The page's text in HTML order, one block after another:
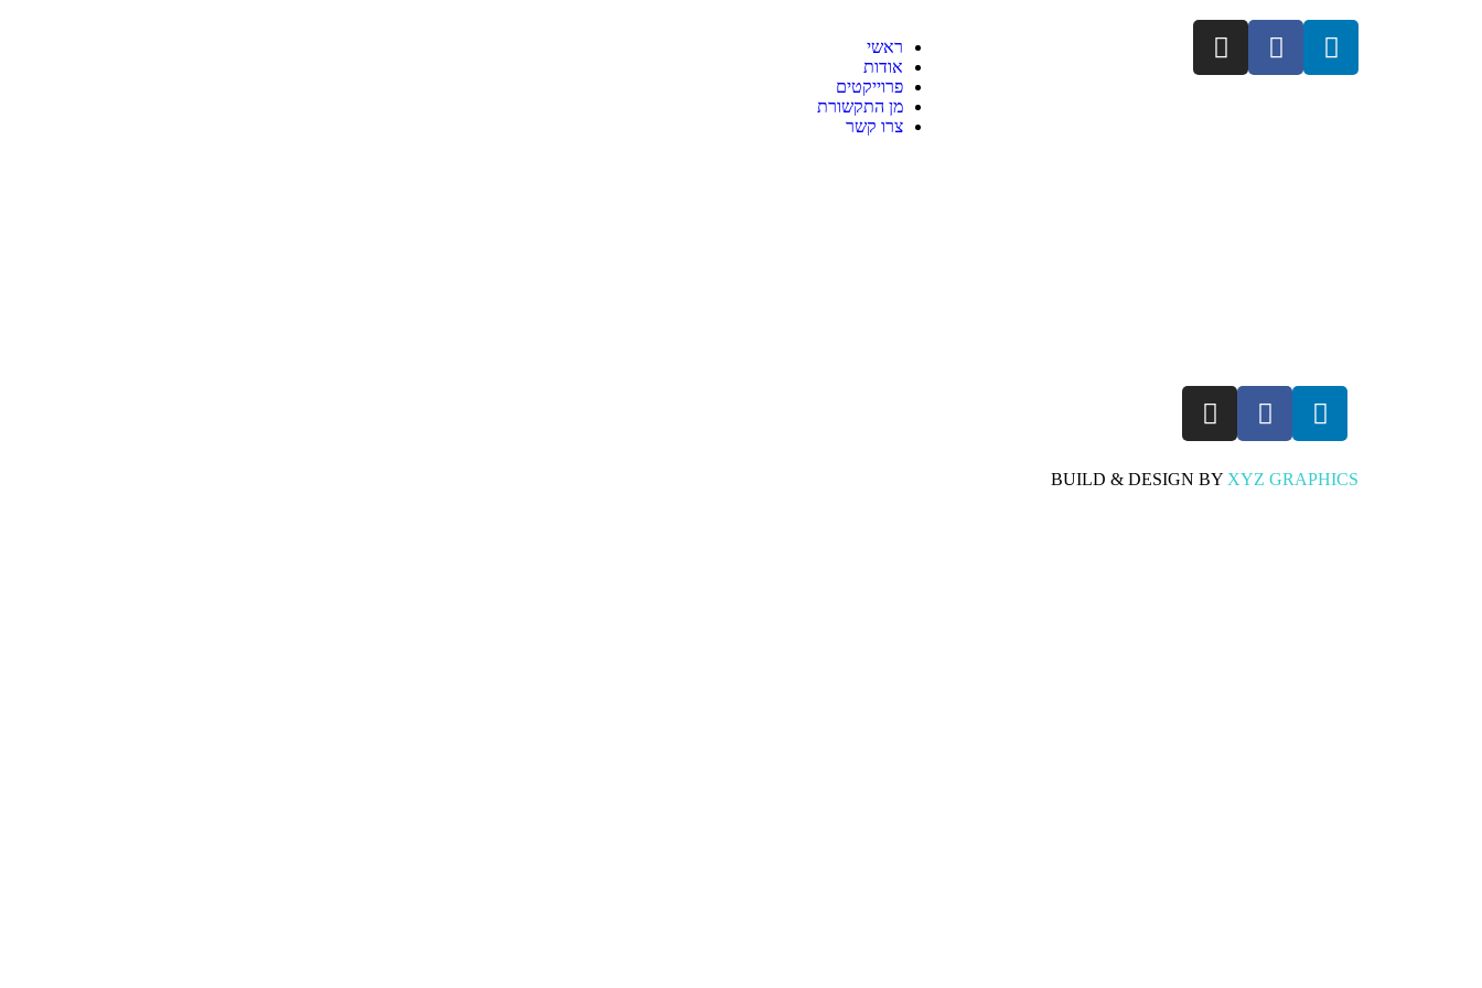
ראשי
אודות
פרוייקטים
מן התקשורת
צרו קשר
BUILD & DESIGN BY XYZ GRAPHICS